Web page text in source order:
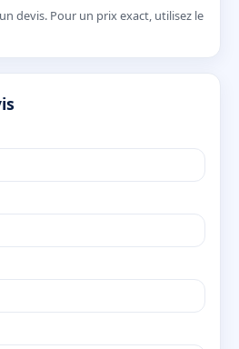
devis. Pour un prix exact, utilisez le